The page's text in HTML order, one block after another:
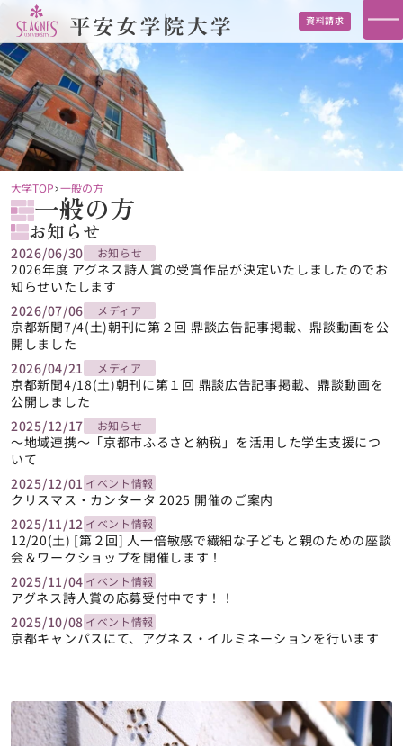
資料請求
大学TOP 一般の方
一般の方
お知らせ
2026/06/30 お知らせ
2026年度 アグネス詩人賞の受賞作品が決定いたしましたのでお
知らせいたします
2026/07/06
メディア
京都新聞7/4(土)朝刊に第２回 鼎談広告記事掲載、鼎談動画を公
開しました
2026/04/21
メディア
京都新聞4/18(土)朝刊に第１回 鼎談広告記事掲載、鼎談動画を
公開しました
2025/12/17
お知らせ
～地域連携～「京都市ふるさと納税」を活用した学生支援につ
いて
2025/12/01 イベント情報
クリスマス・カンタータ 2025 開催のご案内
2025/11/12 イベント情報
12/20(土) [第２回] 人一倍敏感で繊細な子どもと親のための座談
会＆ワークショップを開催します！
2025/11/04 イベント情報
アグネス詩人賞の応募受付中です！！
2025/10/08 イベント情報
京都キャンパスにて、アグネス・イルミネーションを行います